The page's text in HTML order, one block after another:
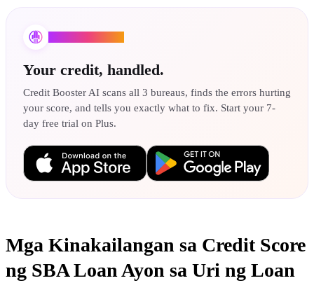
Your credit, handled.
Credit Booster AI scans all 3 bureaus, finds the errors hurting
your score, and tells you exactly what to fix. Start your 7-
day free trial on Plus.
Mga Kinakailangan sa Credit Score
ng SBA Loan Ayon sa Uri ng Loan